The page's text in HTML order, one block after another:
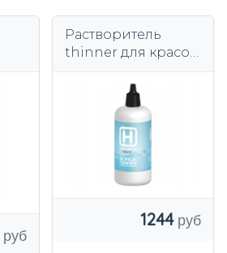
Растворитель
thinner для красок
1244